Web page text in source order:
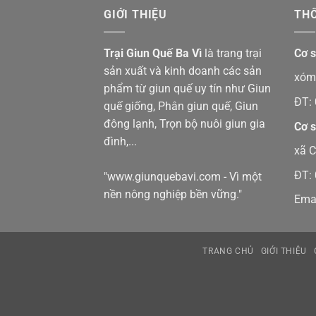
GIỚI THIỆU
Trại Giun Quế Ba Vì là trang trại
sản xuất và kinh doanh các sản
phẩm từ giun quế uy tín như Giun
quế giống, Phân giun quế, Giun
đông lạnh, Trọn bộ nuôi giun gia
đình,...
"www.giunquebavi.com - Vì một
nền nông nghiệp bền vững."
Cơ
ĐT:
Cơ
xã
ĐT:
TRANG CHỦ GIỚI THIỆU